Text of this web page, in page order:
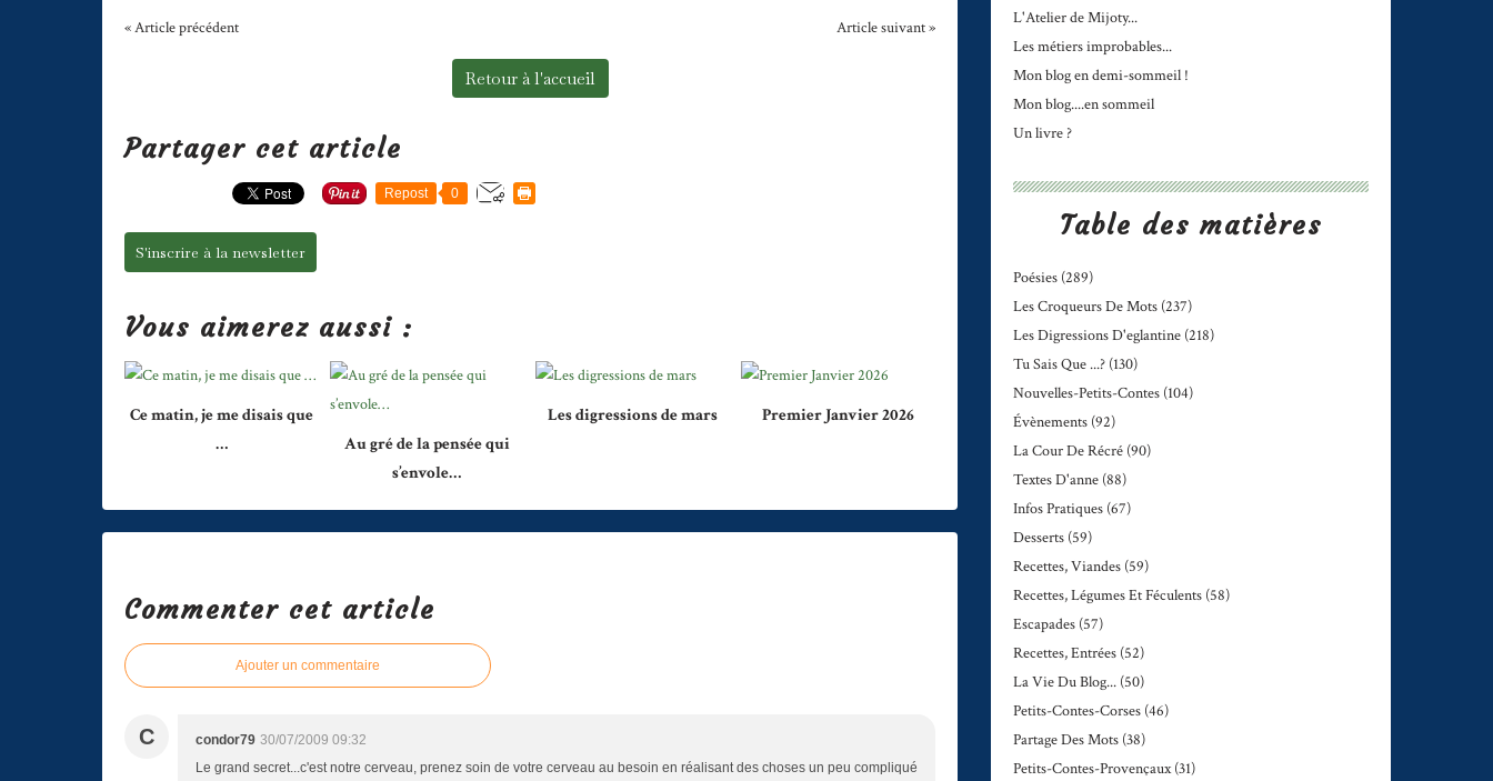
« Article précédent Article suivant »
Retour à l'accueil
Partager cet article
Repost 0
S'inscrire à la newsletter
Vous aimerez aussi :
Ce matin, je me disais que
…
Au gré de la pensée qui
s’envole…
Les digressions de mars Premier Janvier 2026
Commenter cet article
Ajouter un commentaire
C condor79 30/07/2009 09:32
Le grand secret...c'est notre cerveau, prenez soin de votre cerveau au besoin en réalisant des choses un peu compliqué
Table des matières
Poésies (289)
Les Croqueurs De Mots (237)
Les Digressions D'eglantine (218)
Tu Sais Que ...? (130)
Nouvelles-Petits-Contes (104)
Évènements (92)
La Cour De Récré (90)
Textes D'anne (88)
Infos Pratiques (67)
Desserts (59)
Recettes, Viandes (59)
Recettes, Légumes Et Féculents (58)
Escapades (57)
Recettes, Entrées (52)
La Vie Du Blog... (50)
Petits-Contes-Corses (46)
Partage Des Mots (38)
Petits-Contes-Provençaux(31)
L'Atelier de Mijoty...
Les métiers improbables...
Mon blog en demi-sommeil !
Mon blog....en sommeil
Un livre ?